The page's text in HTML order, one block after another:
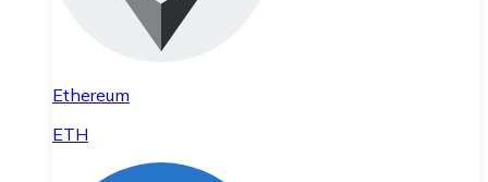
Ethereum
ETH